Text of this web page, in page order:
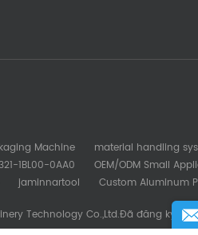
Machine
material handling
1BL00-0AA0
OEM/ODM Small
jaminnartool Custom Aluminum
Technology Co.,Ltd.Đã đăng ký Bản